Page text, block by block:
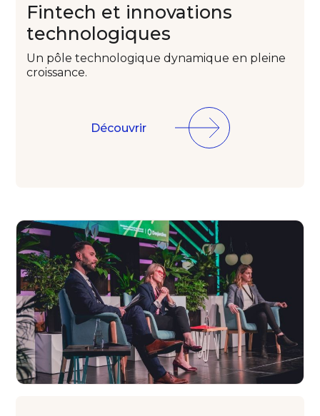
Fintech et innovations
technologiques
Un pôle technologique dynamique en pleine
croissance.
Découvrir